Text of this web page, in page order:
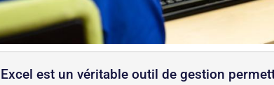
Excel est un véritable outil de gestion